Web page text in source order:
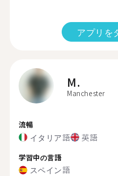
アプリを
M.
Manchester
流暢
イタリア語 英語
学習中の言語
スペイン語